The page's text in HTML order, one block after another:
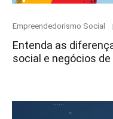
Category
Empreendedorismo Social
Entenda as
social e negócios